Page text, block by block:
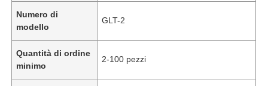
Numero di
modello
GLT-2
Quantità di ordine
minimo
2-100 pezzi